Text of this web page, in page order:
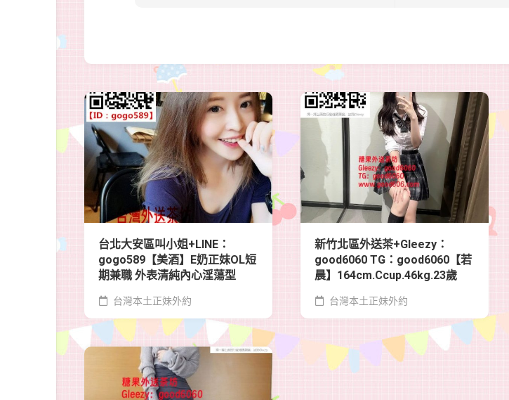
台北大安區叫小姐+LINE：
gogo589【美酒】E奶正妹OL短
期兼職 外表清純內心淫蕩型
台灣本土正妹外約
新竹北區外送茶+Gleezy：
good6060 TG：good6060【若
晨】164cm.Ccup.46kg.23歲
台灣本土正妹外約